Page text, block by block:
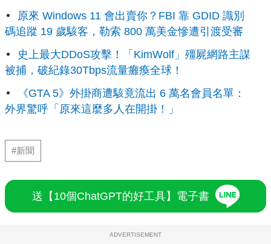
原來 Windows 11 會出賣你？FBI 靠 GDID 識別
碼追蹤 19 歲駭客，勒索 800 萬美金慘遭引渡受審
史上最大DDoS攻擊！「KimWolf」殭屍網路主謀
被捕，破紀錄30Tbps流量癱瘓全球！
《GTA 5》外掛商遭駭竟流出 6 萬名會員名單：
外界驚呼「原來這麼多人在開掛！」
#新聞
送【10個ChatGPT的好工具】電子書
ADVERTISEMENT